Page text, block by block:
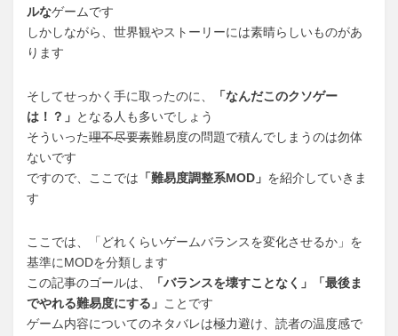
ルなゲームです
しかしながら、世界観やストーリーには素晴らしいものがあ
ります
そしてせっかく手に取ったのに、
「なんだこのクソゲー
は！？」 となる人も多いでしょう
そういった理不尽要素難易度の問題で積んでしまうのは勿体
ないです
ですので、ここでは 「難易度調整系MOD」 を紹介していきま
す
ここでは、「どれくらいゲームバランスを変化させるか」を
基準にMODを分類します
この記事のゴールは、
「バランスを壊すことなく」「最後ま
でやれる難易度にする」 ことです
ゲーム内容についてのネタバレは極力避け、読者の温度感で